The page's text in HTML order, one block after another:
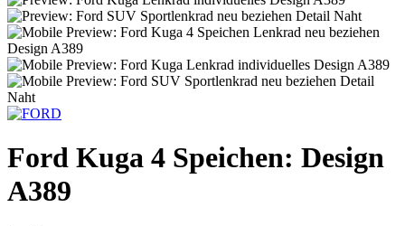
Ford Kuga 4 Speichen: Design
A389